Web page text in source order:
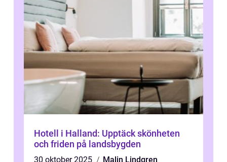
Hotell i Halland: Upptäck skönheten
och friden på landsbygden
30 oktober 2025
Malin Lindgren